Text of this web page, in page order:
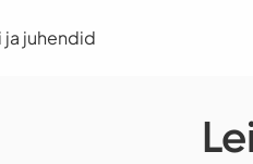
ja juhendid